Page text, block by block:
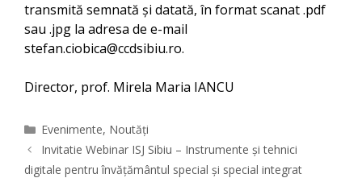
transmită semnată și datată, în format scanat .pdf
sau .jpg la adresa de e-mail
stefan.ciobica@ccdsibiu.ro.
Director, prof. Mirela Maria IANCU
Categories
Evenimente, Noutăți
Invitatie Webinar ISJ Sibiu – Instrumente și tehnici
digitale pentru învățământul special și special integrat